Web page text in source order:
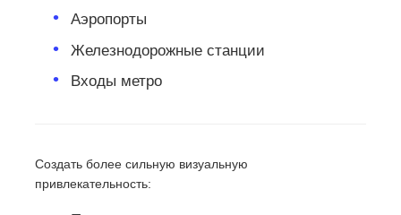
Аэропорты
Железнодорожные станции
Входы метро
Создать более сильную визуальную
привлекательность: